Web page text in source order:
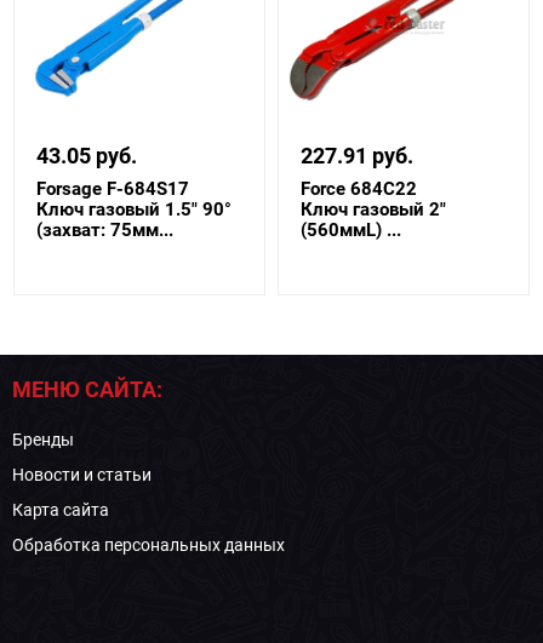
43.05 руб.
Forsage F-684S17
Ключ газовый 1.5" 90°
(захват: 75мм...
227.91 руб.
Force 684C22
Ключ газовый 2"
(560ммL) ...
МЕНЮ САЙТА:
Бренды
Новости и статьи
Карта сайта
Обработка персональных данных